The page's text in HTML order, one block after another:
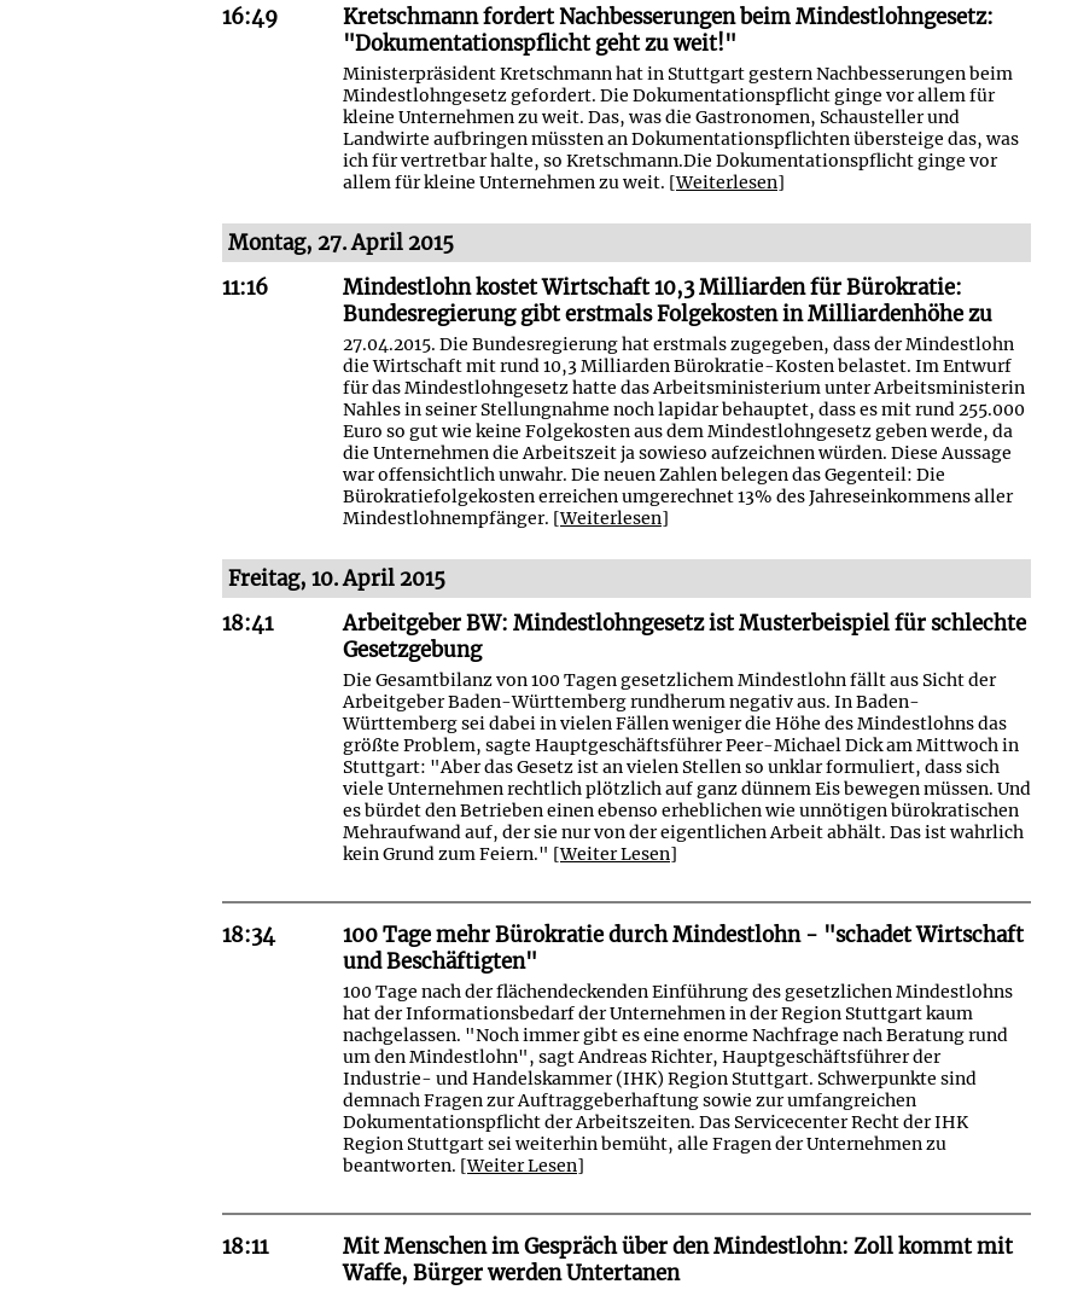
16:49
Kretschmann fordert Nachbesserungen beim Mindestlohngesetz:
"Dokumentationspflicht geht zu weit!"
Ministerpräsident Kretschmann hat in Stuttgart gestern Nachbesserungen beim
Mindestlohngesetz gefordert. Die Dokumentationspflicht ginge vor allem für
kleine Unternehmen zu weit. Das, was die Gastronomen, Schausteller und
Landwirte aufbringen müssten an Dokumentationspflichten übersteige das, was
ich für vertretbar halte, so Kretschmann.Die Dokumentationspflicht ginge vor
allem für kleine Unternehmen zu weit. [Weiterlesen]
Montag, 27. April 2015
11:16
Mindestlohn kostet Wirtschaft 10,3 Milliarden für Bürokratie:
Bundesregierung gibt erstmals Folgekosten in Milliardenhöhe zu
27.04.2015. Die Bundesregierung hat erstmals zugegeben, dass der Mindestlohn
die Wirtschaft mit rund 10,3 Milliarden Bürokratie-Kosten belastet. Im Entwurf
für das Mindestlohngesetz hatte das Arbeitsministerium unter Arbeitsministerin
Nahles in seiner Stellungnahme noch lapidar behauptet, dass es mit rund 255.000
Euro so gut wie keine Folgekosten aus dem Mindestlohngesetz geben werde, da
die Unternehmen die Arbeitszeit ja sowieso aufzeichnen würden. Diese Aussage
war offensichtlich unwahr. Die neuen Zahlen belegen das Gegenteil: Die
Bürokratiefolgekosten erreichen umgerechnet 13% des Jahreseinkommens aller
Mindestlohnempfänger. [Weiterlesen]
Freitag, 10. April 2015
18:41
Arbeitgeber BW: Mindestlohngesetz ist Musterbeispiel für schlechte
Gesetzgebung
Die Gesamtbilanz von 100 Tagen gesetzlichem Mindestlohn fällt aus Sicht der
Arbeitgeber Baden-Württemberg rundherum negativ aus. In Baden-
Württemberg sei dabei in vielen Fällen weniger die Höhe des Mindestlohns das
größte Problem, sagte Hauptgeschäftsführer Peer-Michael Dick am Mittwoch in
Stuttgart: "Aber das Gesetz ist an vielen Stellen so unklar formuliert, dass sich
viele Unternehmen rechtlich plötzlich auf ganz dünnem Eis bewegen müssen. Und
es bürdet den Betrieben einen ebenso erheblichen wie unnötigen bürokratischen
Mehraufwand auf, der sie nur von der eigentlichen Arbeit abhält. Das ist wahrlich
kein Grund zum Feiern." [Weiter Lesen]
18:34
100 Tage mehr Bürokratie durch Mindestlohn - "schadet Wirtschaft
und Beschäftigten"
100 Tage nach der flächendeckenden Einführung des gesetzlichen Mindestlohns
hat der Informationsbedarf der Unternehmen in der Region Stuttgart kaum
nachgelassen. "Noch immer gibt es eine enorme Nachfrage nach Beratung rund
um den Mindestlohn", sagt Andreas Richter, Hauptgeschäftsführer der
Industrie- und Handelskammer (IHK) Region Stuttgart. Schwerpunkte sind
demnach Fragen zur Auftraggeberhaftung sowie zur umfangreichen
Dokumentationspflicht der Arbeitszeiten. Das Servicecenter Recht der IHK
Region Stuttgart sei weiterhin bemüht, alle Fragen der Unternehmen zu
beantworten. [Weiter Lesen]
18:11
Mit Menschen im Gespräch über den Mindestlohn: Zoll kommt mit
Waffe, Bürger werden Untertanen